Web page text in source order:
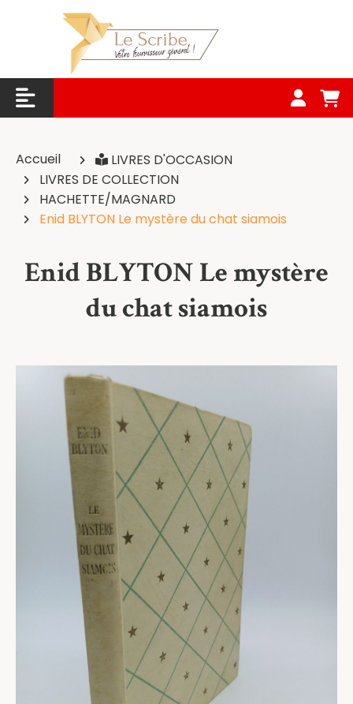
Accueil
LIVRES D'OCCASION
LIVRES DE COLLECTION
HACHETTE/MAGNARD
Enid BLYTON Le mystère du chat siamois
Enid BLYTON Le mystère
du chat siamois